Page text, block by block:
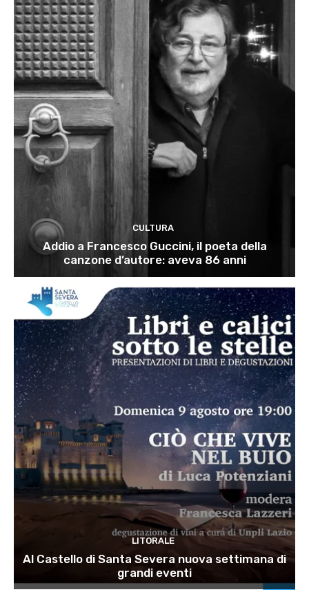
CULTURA
Addio a Francesco Guccini, il poeta della
canzone d’autore: aveva 86 anni
LITORALE
Al Castello di Santa Severa nuova settimana di
grandi eventi